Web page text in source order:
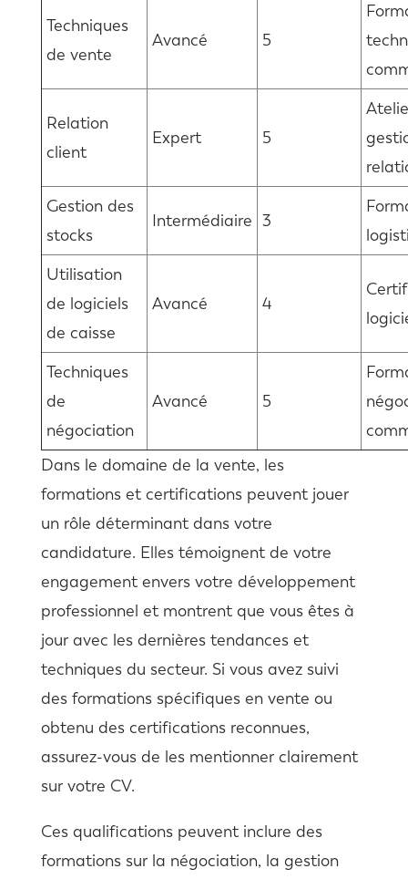
Techniques
de vente
Avancé 5
Relation
client
Expert 5
Gestion des
stocks
Intermédiaire 3
Utilisation
de logiciels
de caisse
Avancé 4
Techniques
de
négociation
Avancé 5
Dans le domaine de la vente, les
formations et certifications peuvent jouer
un rôle déterminant dans votre
candidature. Elles témoignent de votre
engagement envers votre développement
professionnel et montrent que vous êtes à
jour avec les dernières tendances et
techniques du secteur. Si vous avez suivi
des formations spécifiques en vente ou
obtenu des certifications reconnues,
assurez-vous de les mentionner clairement
sur votre CV.
Ces qualifications peuvent inclure des
formations sur la négociation, la gestion